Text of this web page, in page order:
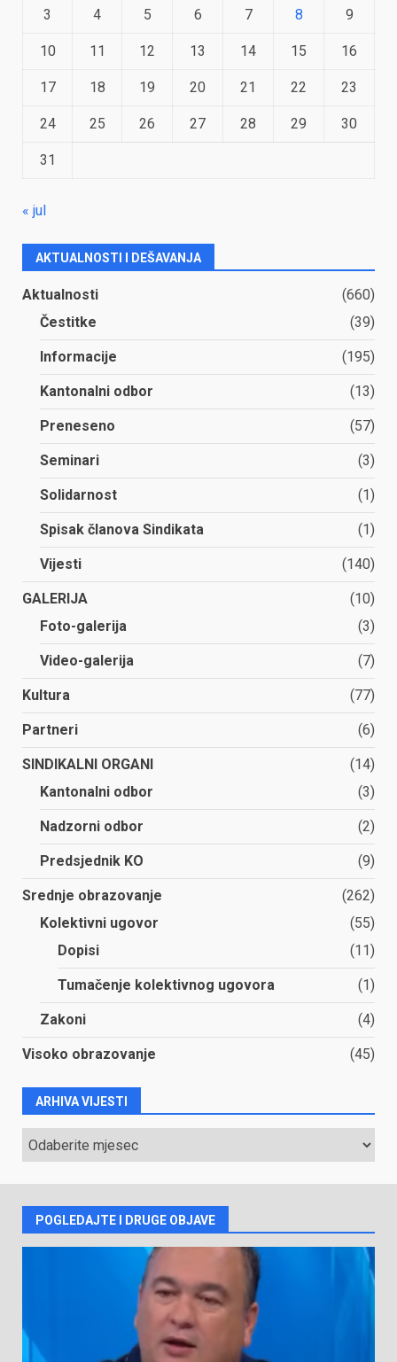
3 4 5 6 7 8 9
10 11 12 13 14 15 16
17 18 19 20 21 22 23
24 25 26 27 28 29 30
31
« jul
AKTUALNOSTI I DEŠAVANJA
Aktualnosti
(660)
Čestitke
(39)
Informacije (195)
Kantonalni odbor (13)
Preneseno (57)
Seminari (3)
Solidarnost (1)
Spisak članova Sindikata (1)
Vijesti (140)
GALERIJA
(10)
Foto-galerija
(3)
Video-galerija (7)
Kultura (77)
Partneri (6)
SINDIKALNI ORGANI
(14)
Kantonalni odbor
(3)
Nadzorni odbor (2)
Predsjednik KO (9)
Srednje obrazovanje
(262)
Kolektivni ugovor
(55)
Dopisi
(11)
Tumačenje kolektivnog ugovora (1)
Zakoni (4)
Visoko obrazovanje (45)
ARHIVA VIJESTI
ARHIVA
VIJESTI
POGLEDAJTE I DRUGE OBJAVE